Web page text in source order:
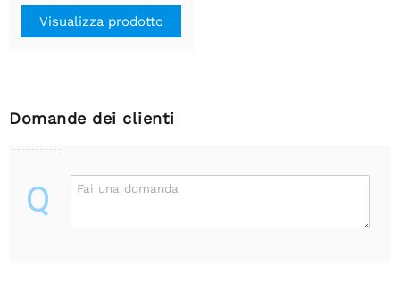
Visualizza prodotto
Domande dei clienti
Q Fai una domanda